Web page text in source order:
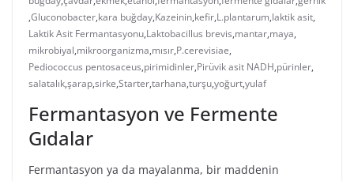
,Gluconobacter,kara buğday,Kazeinin,kefir,L.plantarum,laktik asit,
Laktik Asit Fermantasyonu,Laktobacillus brevis,mantar,maya,
mikrobiyal,mikroorganizma,mısır,P.cerevisiae,
Pediococcus pentosaceus,pirimidinler,Pirüvik asit NADH,pürinler,
salatalık,şarap,sirke,Starter,tarhana,turşu,yoğurt,yulaf
Fermantasyon ve Fermente
Gıdalar
Fermantasyon ya da mayalanma, bir maddenin